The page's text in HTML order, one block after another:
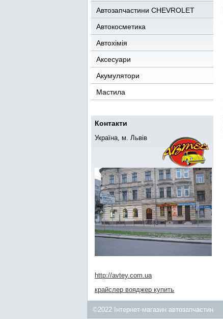
Автозапчастини CHEVROLET
Автокосметика
Автохімія
Аксесуари
Акумулятори
Мастила
Контакти
Україна, м. Львів
http://avtey.com.ua
крайслер вояджер купить
©2022 Інтернет-магазин автозапчастин